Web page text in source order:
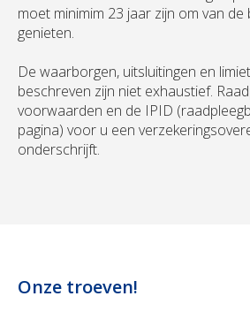
moet minimim 23 jaar zijn om van de
genieten.
De waarborgen, uitsluitingen en
beschreven zijn niet exhaustief.
voorwaarden en de IPID
pagina) voor u een
onderschrijft.
Onze troeven!